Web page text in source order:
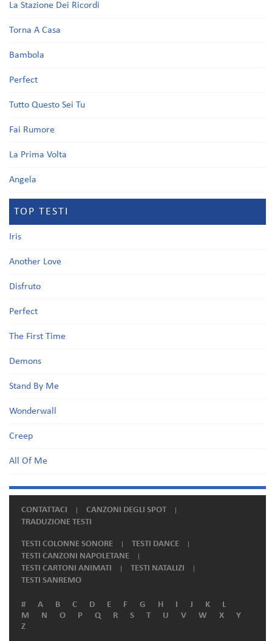
La Stazione Dei Ricordi
Torna A Casa
Bambola
Perfect
Tutto Questo Sei Tu
Fai Rumore
La Prima Volta
Angela
TOP TESTI
Iris
Another Love
Disfruto
Perfect
The First Time
Demons
Stand By Me
Wonderwall
Creep
All Of Me
CONTATTACI
CANZONI DEGLI SPOT
TRADUZIONE TESTI
TESTI COLONNE SONORE
TESTI DANCE
TESTI CANZONI NAPOLETANE
TESTI CARTONI ANIMATI
TESTI NATALIZI
TESTI SANREMO
# A B C D E F G H I J K
L
M
N O P Q R S T U V W X
Y
Z